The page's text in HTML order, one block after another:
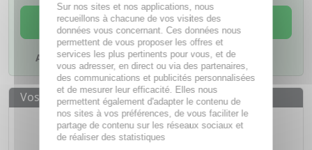
AJOUTER AU PANIER
Ajouter à mes favoris
Vos avantages
Des prixIMBATTABLES
Paiement en ligneSÉCURISÉ
Sur nos sites et nos applications, nous
recueillons à chacune de vos visites des
données vous concernant. Ces données nous
permettent de vous proposer les offres et
services les plus pertinents pour vous, et de
vous adresser, en direct ou via des partenaires,
des communications et publicités personnalisées
et de mesurer leur efficacité. Elles nous
permettent également d'adapter le contenu de
nos sites à vos préférences, de vous faciliter le
partage de contenu sur les réseaux sociaux et
de réaliser des statistiques